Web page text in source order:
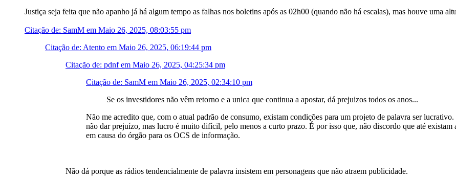
Justiça seja feita que não apanho já há algum tempo as falhas nos boletins após as 02h00 (quando não há escalas), mas houve uma
Citação de: SamM em Maio 26, 2025, 08:03:55 pm
Citação de: Atento em Maio 26, 2025, 06:19:44 pm
Citação de: pdnf em Maio 26, 2025, 04:25:34 pm
Citação de: SamM em Maio 26, 2025, 02:34:10 pm
Se os investidores não vêm retorno e a unica que continua a apostar, dá prejuizos todos os anos...
Não me acredito que, com o atual padrão de consumo, existam condições para um projeto de palavra ser
não dar prejuízo, mas lucro é muito difícil, pelo menos a curto prazo. É por isso que, não discordo que até existam
em causa do órgão para os OCS de informação.
Não dá porque as rádios tendencialmente de palavra insistem em personagens que não atraem publicidade.